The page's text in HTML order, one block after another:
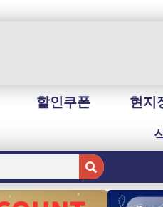
할인쿠폰 현지